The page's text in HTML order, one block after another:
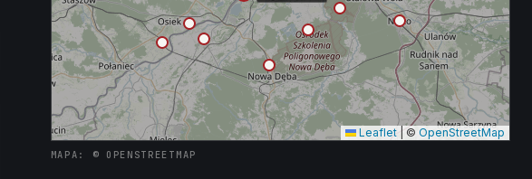
Leaflet © OpenStreetMap
MAPA: © OPENSTREETMAP